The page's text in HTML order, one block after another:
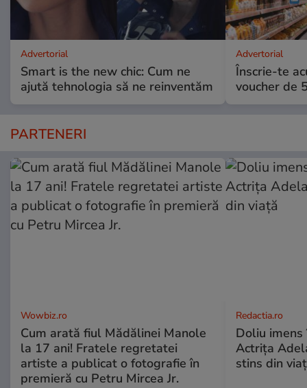
Advertorial
Smart is the new chic: Cum ne
ajută tehnologia să ne reinventăm
Advertorial
Înscrie-te
voucher de
PARTENERI
Wowbiz.ro
Cum arată fiul Mădălinei Manole
la 17 ani! Fratele regretatei
artiste a publicat o fotografie în
premieră cu Petru Mircea Jr.
Redactia.ro
Doliu
Actrița
stins din